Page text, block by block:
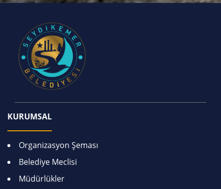
KURUMSAL
Organizasyon Şeması
Belediye Meclisi
Müdürlükler